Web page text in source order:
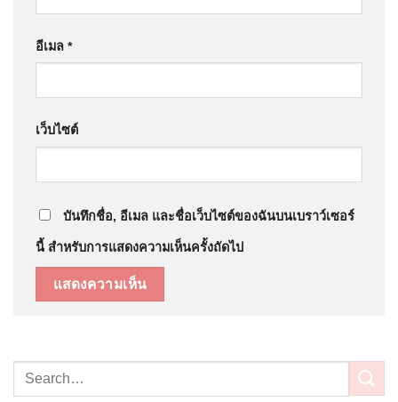
อีเมล *
เว็บไซต์
บันทึกชื่อ, อีเมล และชื่อเว็บไซต์ของฉันบนเบราว์เซอร์
นี้ สำหรับการแสดงความเห็นครั้งถัดไป